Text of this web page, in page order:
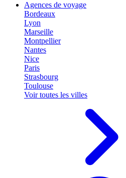
Agences de voyage
Bordeaux
Lyon
Marseille
Montpellier
Nantes
Nice
Paris
Strasbourg
Toulouse
Voir toutes les villes